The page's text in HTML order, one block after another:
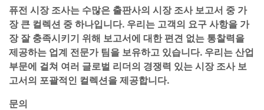
퓨전 시장 조사는 수많은 출판사의 시장 조사 보고서 중 가
장 큰 컬렉션 중 하나입니다. 우리는 고객의 요구 사항을 가
장 잘 충족시키기 위해 보고서에 대한 편견 없는 통찰력을
제공하는 업계 전문가 팀을 보유하고 있습니다. 우리는 산업
부문에 걸쳐 여러 글로벌 리더의 경쟁력 있는 시장 조사 보
고서의 포괄적인 컬렉션을 제공합니다.
문의